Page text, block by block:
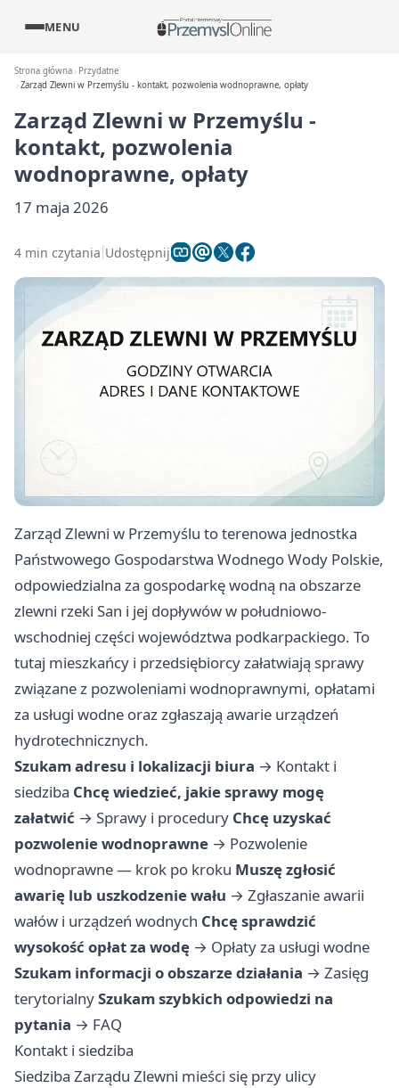
MENU
Strona główna
Przydatne
Zarząd Zlewni w Przemyślu - kontakt, pozwolenia wodnoprawne, opłaty
Zarząd Zlewni w Przemyślu -
kontakt, pozwolenia
wodnoprawne, opłaty
17 maja 2026
4 min czytania Udostępnij
Zarząd Zlewni w Przemyślu to terenowa jednostka
Państwowego Gospodarstwa Wodnego Wody Polskie,
odpowiedzialna za gospodarkę wodną na obszarze
zlewni rzeki San i jej dopływów w południowo-
wschodniej części województwa podkarpackiego. To
tutaj mieszkańcy i przedsiębiorcy załatwiają sprawy
związane z pozwoleniami wodnoprawnymi, opłatami
za usługi wodne oraz zgłaszają awarie urządzeń
hydrotechnicznych.
Szukam adresu i lokalizacji biura → Kontakt i
siedziba Chcę wiedzieć, jakie sprawy mogę
załatwić → Sprawy i procedury Chcę uzyskać
pozwolenie wodnoprawne → Pozwolenie
wodnoprawne — krok po kroku Muszę zgłosić
awarię lub uszkodzenie wału → Zgłaszanie awarii
wałów i urządzeń wodnych Chcę sprawdzić
wysokość opłat za wodę → Opłaty za usługi wodne
Szukam informacji o obszarze działania → Zasięg
terytorialnySzukam szybkich odpowiedzi na
pytania → FAQ
Kontakt i siedziba
Siedziba Zarządu Zlewni mieści się przy ulicy